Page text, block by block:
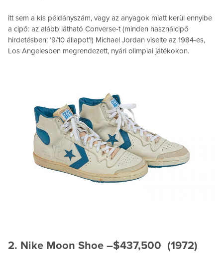
itt sem a kis példányszám, vagy az anyagok miatt kerül ennyibe
a cipő: az alább látható Converse-t (minden használcipő
hirdetésben: ‘9/10 állapot’!) Michael Jordan viselte az 1984-es,
Los Angelesben megrendezett, nyári olimpiai játékokon.
2. Nike Moon Shoe –$437,500 (1972)